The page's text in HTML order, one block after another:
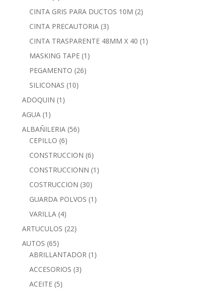
CINTA GRIS PARA DUCTOS 10M (2)
CINTA PRECAUTORIA (3)
CINTA TRASPARENTE 48MM X 40 (1)
MASKING TAPE (1)
PEGAMENTO (26)
SILICONAS (10)
ADOQUIN (1)
AGUA (1)
ALBAÑILERIA (56)
CEPILLO (6)
CONSTRUCCION (6)
CONSTRUCCIONN (1)
COSTRUCCION (30)
GUARDA POLVOS (1)
VARILLA (4)
ARTUCULOS (22)
AUTOS (65)
ABRILLANTADOR (1)
ACCESORIOS (3)
ACEITE (5)